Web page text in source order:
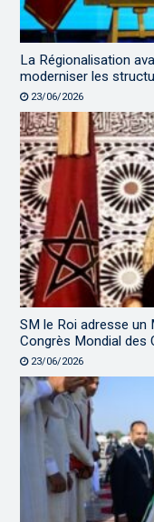
La Régionalisation
moderniser les
23/06/2026
SM le Roi adresse un
Congrès Mondial des
23/06/2026